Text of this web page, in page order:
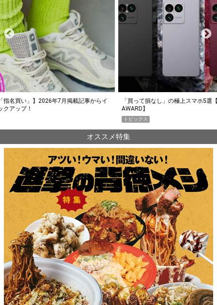
イ
「買って損なし」の極上スマホ5選【GoodsPress 2026上半期
AWARD】
薄着
オススメ特集